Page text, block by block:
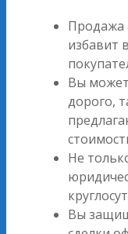
Продажа
избавит
Вы
дорого,
Не
Вы